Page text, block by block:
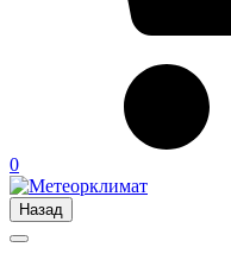
0
Назад